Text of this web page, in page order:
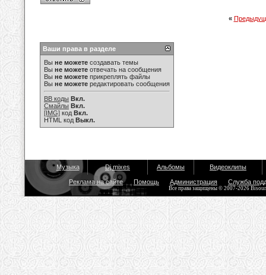
«
Ваши права в разделе
Вы не можете создавать темы
Вы не можете отвечать на сообщения
Вы не можете прикреплять файлы
Вы не можете редактировать сообщения
BB коды Вкл.
Смайлы Вкл.
[IMG] код Вкл.
HTML код Выкл.
Музыка Dj mixes Альбомы Видеоклипы
Реклама на сайте Помощь Администрация Служба
Все права защищены © 2007-2026